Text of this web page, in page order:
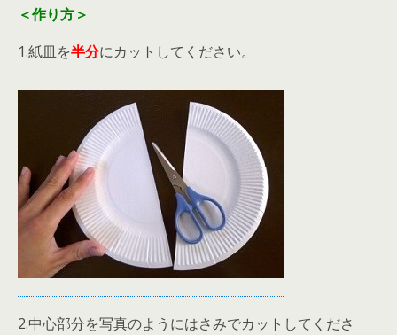
＜作り方＞
1.紙皿を半分にカットしてください。
2.中心部分を写真のようにはさみでカットしてくださ